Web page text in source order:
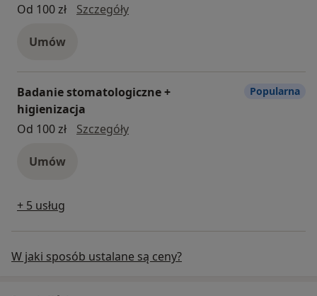
Od 100 zł
Szczegółyusuwanie szwów
Umów
Badanie stomatologiczne +
higienizacja
Od 100 zł
SzczegółyBadanie stomatologiczne +
Umów
Popularna
+ 5 usług
W jaki sposób ustalane są ceny?